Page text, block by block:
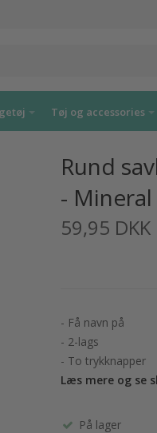
Tøj og accessories
Rund
-
59,95 DKK
- Få navn på
- 2-lags
- To trykknapper
Læs mere og se
På lager